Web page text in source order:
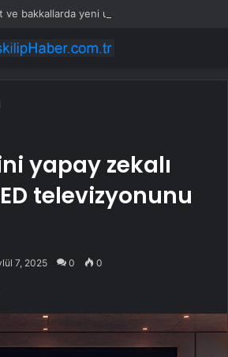
yapay zekalı
televizyonunu
7, 2025 0 0